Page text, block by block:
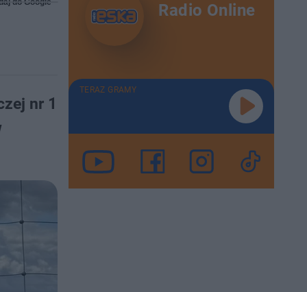
do Google
nr 1
Radio Online
TERAZ GRAMY